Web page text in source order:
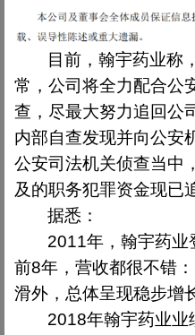
目前，翰宇药业称
常，公司将全力配合公
查，尽最大努力追回公
内部自查发现并向公安
公安司法机关侦查当中
及的职务犯罪资金现已
据悉：
2011年，翰宇药业
前8年，营收都很不错
滑外，总体呈现稳步增
2018年翰宇药业业